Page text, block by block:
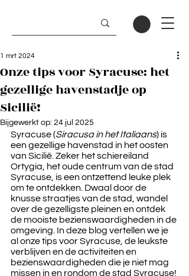
Onze tips voor Syracuse: het
gezellige havenstadje op
Sicilië!
1 mrt 2024
Bijgewerkt op: 24 jul 2025
Syracuse (Siracusa in het Italiaans) is
een gezellige havenstad in het oosten
van Sicilië. Zeker het schiereiland
Ortygia, het oude centrum van de stad
Syracuse, is een ontzettend leuke plek
om te ontdekken. Dwaal door de
knusse straatjes van de stad, wandel
over de gezelligste pleinen en ontdek
de mooiste bezienswaardigheden in de
omgeving. In deze blog vertellen we je
al onze tips voor Syracuse, de leukste
verblijven en de activiteiten en
bezienswaardigheden die je niet mag
missen in en rondom de stad Syracuse!